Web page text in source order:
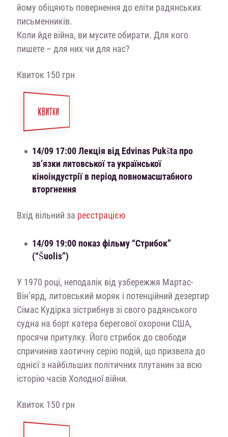
йому обіцяють повернення до еліти радянських
письменників.
Коли йде війна, ви мусите обирати. Для кого
пишете – для них чи для нас?
Квиток 150 грн
КВИТКИ
14/09 17:00 Лекція від Edvinas Pukšta про
зв’язки литовської та української
кіноіндустрії в період повномасштабного
вторгнення
Вхід вільний за реєстрацією
14/09 19:00 показ фільму “Стрибок”
(“Šuolis”)
У 1970 році, неподалік від узбережжя Мартас-
Він’ярд, литовський моряк і потенційний дезертир
Сімас Кудірка зістрибнув зі свого радянського
судна на борт катера берегової охорони США,
просячи притулку. Його стрибок до свободи
спричинив хаотичну серію подій, що призвела до
однієї з найбільших політичних плутанин за всю
історію часів Холодної війни.
Квиток 150 грн